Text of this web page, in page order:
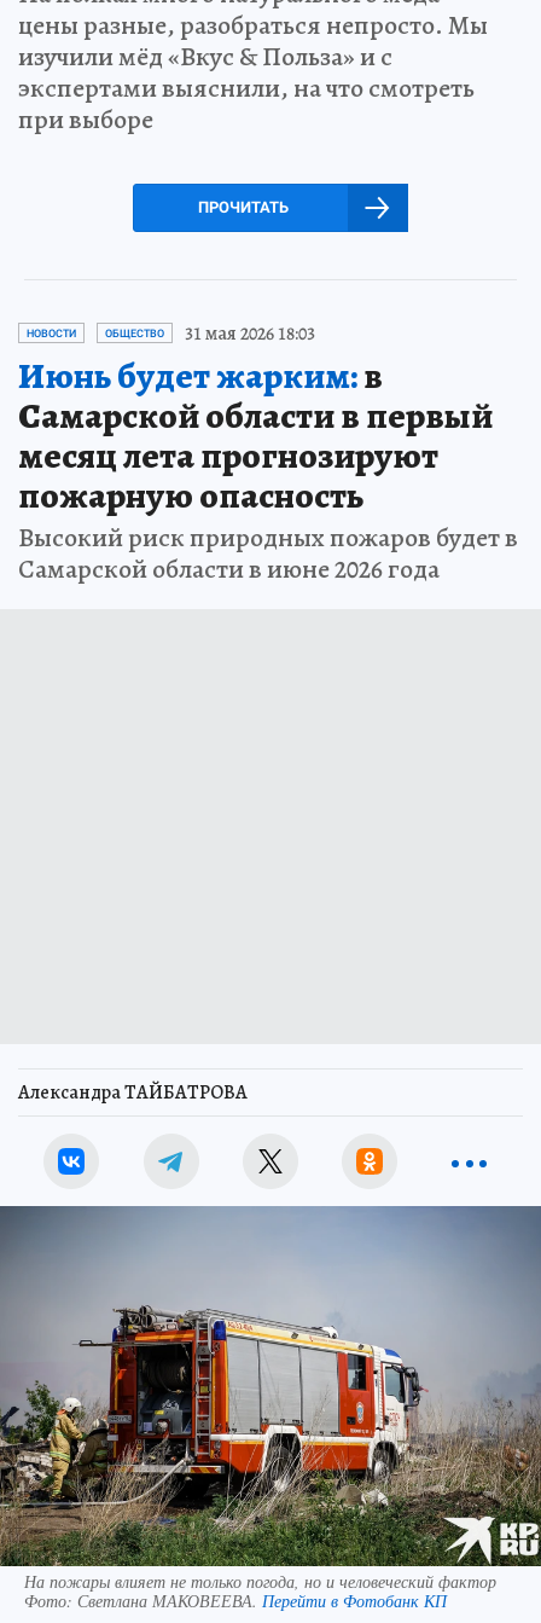
цены разные, разобраться непросто. Мы
изучили мёд «Вкус & Польза» и с
экспертами выяснили, на что смотреть
при выборе
ПРОЧИТАТЬ
НОВОСТИ ОБЩЕСТВО 31 мая 2026 18:03
Июнь будет жарким:в
Самарской области в первый
месяц лета прогнозируют
пожарную опасность
Высокий риск природных пожаров будет в
Самарской области в июне 2026 года
Александра ТАЙБАТРОВА
На пожары влияет не только погода, но и человеческий фактор
Фото: Светлана МАКОВЕЕВА. Перейти в Фотобанк КП